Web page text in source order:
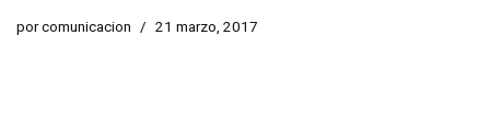
porcomunicacion 21 marzo, 2017